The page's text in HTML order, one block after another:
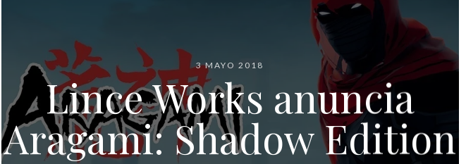
3 MAYO 2018
Lince Works anuncia
Aragami: Shadow Edition